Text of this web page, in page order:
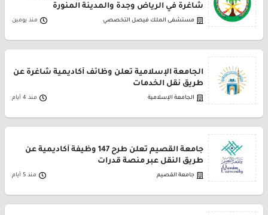
شاغرة في الرياض وجدة والمدينة المنورة
مستشفى الملك فيصل التخصصي منذ يومين
الجامعة الإسلامية تعلن وظائف أكاديمية شاغرة عن
طريق نقل الخدمات
الجامعة الإسلامية منذ 4 أيام
جامعة القصيم تعلن طرح 147 وظيفة أكاديمية عن
طريق النقل عبر منصة قدرات
جامعة القصيم منذ 5 أيام